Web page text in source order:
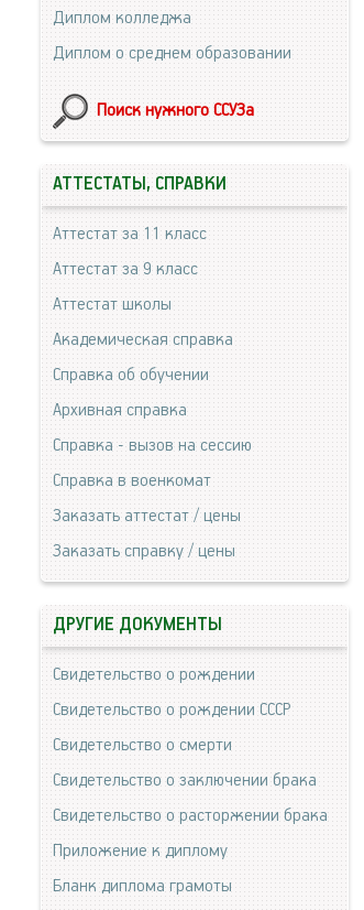
Диплом колледжа
Диплом о среднем образовании
Поиск нужного ССУЗа
АТТЕСТАТЫ, СПРАВКИ
Аттестат за 11 класс
Аттестат за 9 класс
Аттестат школы
Академическая справка
Справка об обучении
Архивная справка
Справка - вызов на сессию
Справка в военкомат
Заказать аттестат / цены
Заказать справку / цены
ДРУГИЕ ДОКУМЕНТЫ
Свидетельство о рождении
Свидетельство о рождении СССР
Свидетельство о смерти
Свидетельство о заключении брака
Свидетельство о расторжении брака
Приложение к диплому
Бланк диплома грамоты